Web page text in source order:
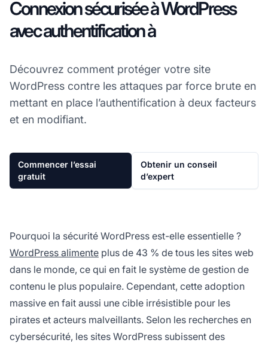
Connexion sécurisée à WordPress
avec authentification à
Découvrez comment protéger votre site
WordPress contre les attaques par force brute en
mettant en place l’authentification à deux facteurs
et en modifiant.
Commencer l’essai
gratuit
Obtenir un conseil
d’expert
Pourquoi la sécurité WordPress est-elle essentielle ?
WordPress alimente plus de 43 % de tous les sites web
dans le monde, ce qui en fait le système de gestion de
contenu le plus populaire. Cependant, cette adoption
massive en fait aussi une cible irrésistible pour les
pirates et acteurs malveillants. Selon les recherches en
cybersécurité, les sites WordPress subissent des